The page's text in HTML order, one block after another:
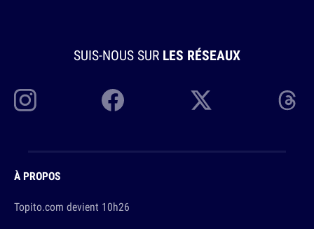
SUIS-NOUS SUR LES RÉSEAUX
À PROPOS
Topito.com devient 10h26